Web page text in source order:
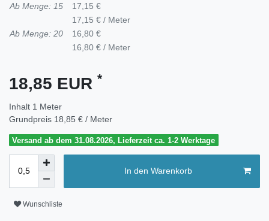
Ab Menge: 15
17,15 €
17,15 € / Meter
Ab Menge: 20
16,80 €
16,80 € / Meter
18,85 EUR *
Inhalt 1 Meter
Grundpreis 18,85 € / Meter
Versand ab dem 31.08.2026, Lieferzeit ca. 1-2 Werktage
In den Warenkorb
Wunschliste